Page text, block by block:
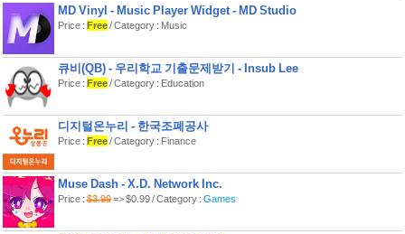
MD Vinyl - Music Player Widget - MD Studio
Price : Free/ Category : Music
큐비(QB) - 우리학교 기출문제받기 - Insub Lee
Price : Free/ Category : Education
디지털온누리 - 한국조폐공사
Price : Free/ Category : Finance
Muse Dash - X.D. Network Inc.
Price :$3.99=> $0.99 / Category : Games